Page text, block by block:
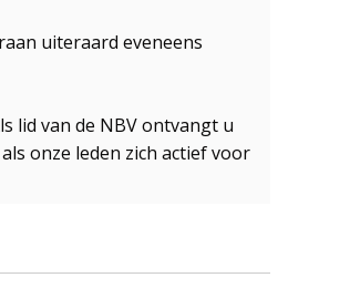
uiteraard eveneens
lid van de NBV ontvangt u
onze leden zich actief voor